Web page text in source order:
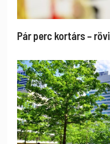
Pár perc kortárs –